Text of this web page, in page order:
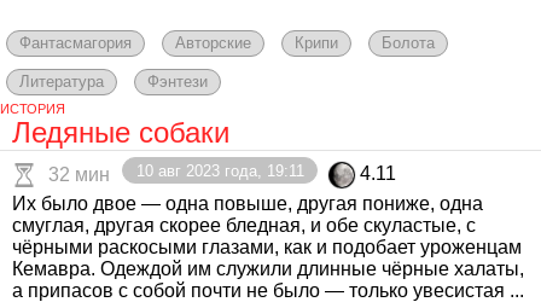
Фантасмагория Авторские Крипи Болота
Литература Фэнтези
ИСТОРИЯ
Ледяные собаки
32 мин 10 авг 2023 года, 19:11
4.11
Их было двое — одна повыше, другая пониже, одна
смуглая, другая скорее бледная, и обе скуластые, с
чёрными раскосыми глазами, как и подобает уроженцам
Кемавра. Одеждой им служили длинные чёрные халаты,
а припасов с собой почти не было — только увесистая ...